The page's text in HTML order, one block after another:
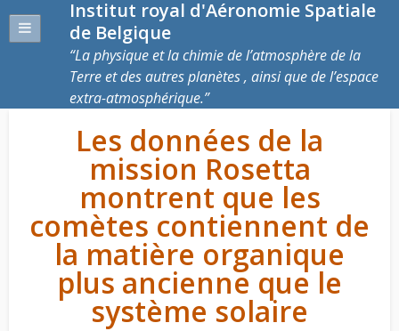
Institut royal d'Aéronomie Spatiale
de Belgique
La physique et la chimie de l’atmosphère de la
Terre et des autres planètes , ainsi que de l’espace
extra-atmosphérique.
Les données de la
mission Rosetta
montrent que les
comètes contiennent de
la matière organique
plus ancienne que le
système solaire